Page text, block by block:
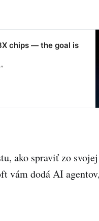
chips — the goal is
ako spraviť zo
vám dodá AI